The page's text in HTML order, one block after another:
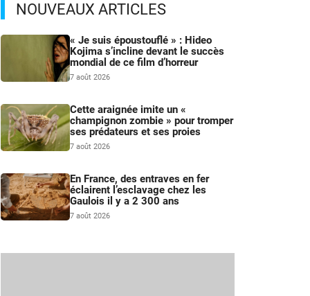
NOUVEAUX ARTICLES
« Je suis époustouflé » : Hideo
Kojima s’incline devant le succès
mondial de ce film d’horreur
7 août 2026
Cette araignée imite un «
champignon zombie » pour tromper
ses prédateurs et ses proies
7 août 2026
En France, des entraves en fer
éclairent l’esclavage chez les
Gaulois il y a 2 300 ans
7 août 2026